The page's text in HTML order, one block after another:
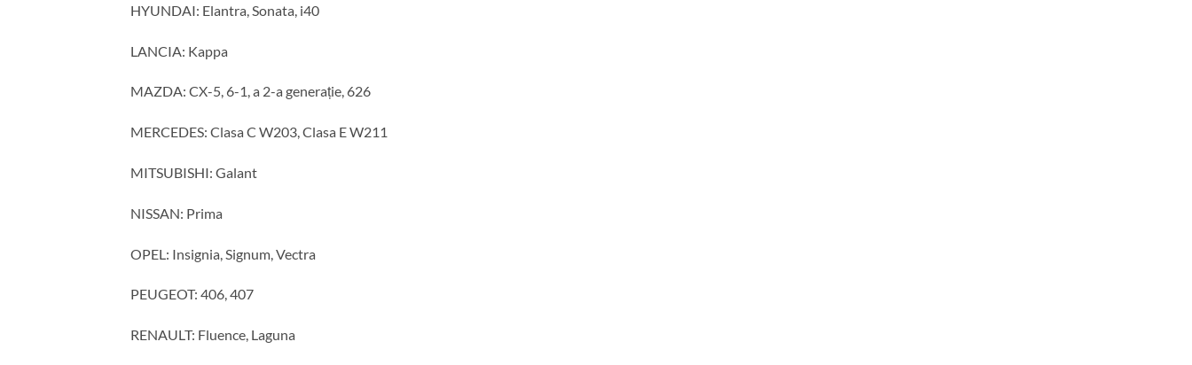
HYUNDAI: Elantra, Sonata, i40
LANCIA: Kappa
MAZDA: CX-5, 6-1, a 2-a generație, 626
MERCEDES: Clasa C W203, Clasa E W211
MITSUBISHI: Galant
NISSAN: Prima
OPEL: Insignia, Signum, Vectra
PEUGEOT: 406, 407
RENAULT: Fluence, Laguna